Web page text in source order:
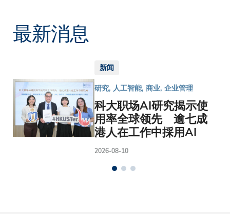
最新消息
新闻
研究, 人工智能, 商业, 企业管理
科大职场AI研究揭示使
用率全球领先 逾七成
港人在工作中採用AI
2026-08-10